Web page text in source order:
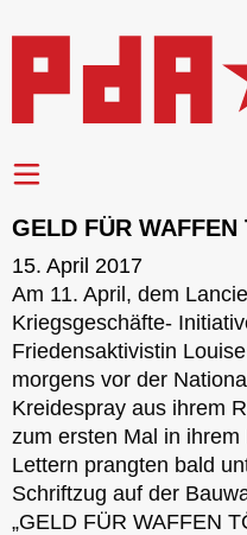
GELD FÜR WAFFEN
15. April 2017
Am 11. April, dem
Kriegsgeschäfte-
Friedensaktivistin
morgens vor der
Kreidespray aus ihrem
zum ersten Mal in
Lettern prangten bald
Schriftzug auf der
„GELD FÜR WAFFEN